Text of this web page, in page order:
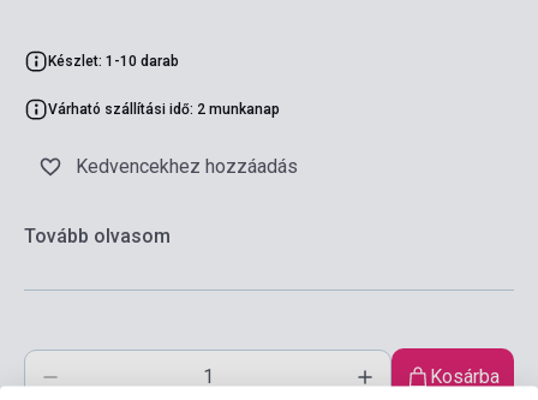
Készlet: 1-10 darab
Várható szállítási idő: 2 munkanap
Kedvencekhez hozzáadás
Tovább olvasom
Kosárba